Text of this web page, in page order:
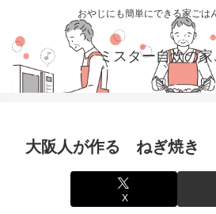
おやじにも簡単にできる家ごは
ミスター自炊の家
大阪人が作る ねぎ焼き
X